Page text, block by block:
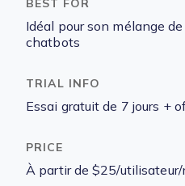
Idéal pour son mélange
chatbots
Essai gratuit de 7 jours +
À partir de $25/utilisateur/